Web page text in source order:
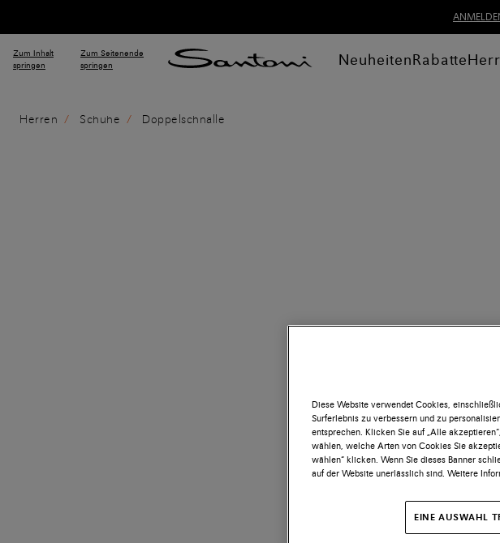
Zum Inhalt
springen
Zum Seitenende
springen
NeuheitenRabatte
Herren Schuhe Doppelschnalle
Diese Website verwendet Cookies,
Surferlebnis zu verbessern und zu
entsprechen. Klicken Sie auf „Alle
wählen, welche Arten von Cookies Sie
wählen“ klicken. Wenn Sie dieses Banner
auf der Website unerlässlich sind. Weitere
EINE AUSWAHL